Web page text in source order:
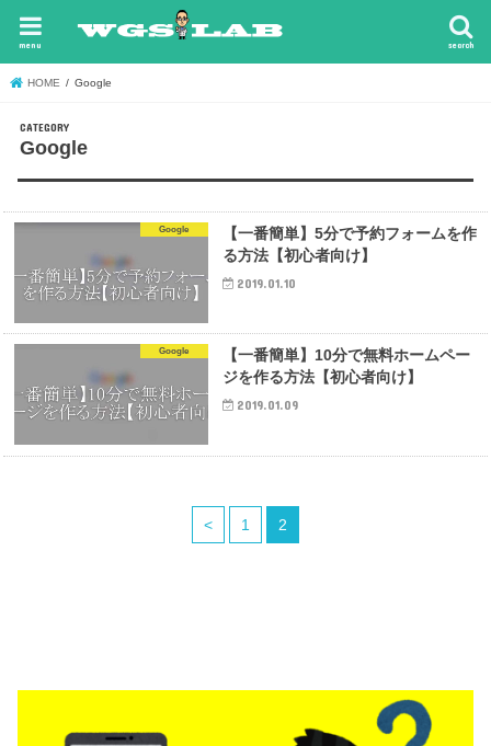
search
menu
HOME Google
Google
Google
【一番簡単】5分で予約フォームを作
る方法【初心者向け】
2019.01.10
Google
【一番簡単】10分で無料ホームペー
ジを作る方法【初心者向け】
2019.01.09
< 1 2